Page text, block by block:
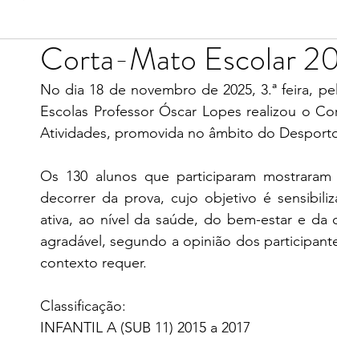
Desporto Escolar Clubes ebem ebpol
Corta-Mato Escolar
No dia 18 de novembro de 2025, 3.ª feira,
Escolas Professor Óscar Lopes realizou o
Atividades, promovida no âmbito do
Os 130 alunos que participaram
decorrer da prova, cujo objetivo é
ativa, ao nível da saúde, do bem-estar e
agradável, segundo a opinião dos
contexto requer.
Classificação:
INFANTIL A (SUB 11) 2015 a 2017